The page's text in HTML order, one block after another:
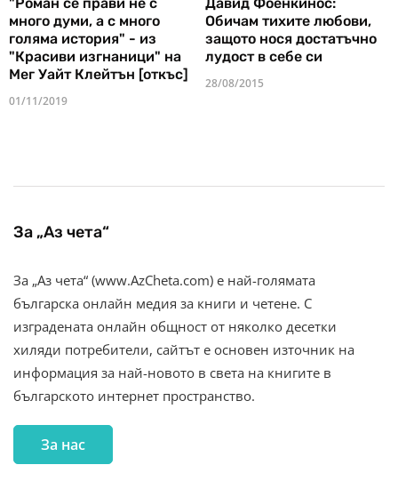
много думи, а с много
голяма история" - из
"Красиви изгнаници" на
Мег Уайт Клейтън [откъс]
01/11/2019
Обичам тихите любови,
защото нося достатъчно
лудост в себе си
28/08/2015
За „Аз чета“
За „Аз чета“ (www.AzCheta.com) е най-голямата
българска онлайн медия за книги и четене. С
изградената онлайн общност от няколко десетки
хиляди потребители, сайтът е основен източник на
информация за най-новото в света на книгите в
българското интернет пространство.
За нас